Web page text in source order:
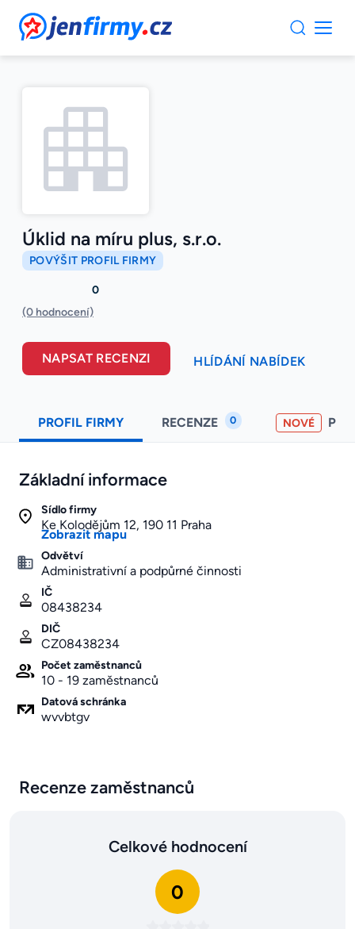
JenFirmy.cz
Úklid na míru plus, s.r.o.
POVÝŠIT PROFIL FIRMY
0
(0 hodnocení)
NAPSAT RECENZI HLÍDÁNÍ NABÍDEK
PROFIL FIRMY RECENZE 0 NOVÉ
Základní informace
Sídlo firmy
Ke Kolodějům 12, 190 11 Praha
Zobrazit mapu
Odvětví
Administrativní a podpůrné činnosti
IČ
08438234
DIČ
CZ08438234
Počet zaměstnanců
10 - 19 zaměstnanců
Datová schránka
wvvbtgv
Recenze zaměstnanců
Celkové hodnocení
0